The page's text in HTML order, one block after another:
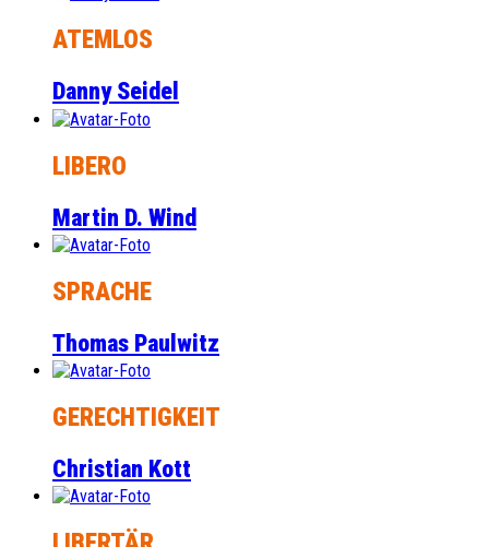
ATEMLOS
Danny Seidel
LIBERO
Martin D. Wind
SPRACHE
Thomas Paulwitz
GERECHTIGKEIT
Christian Kott